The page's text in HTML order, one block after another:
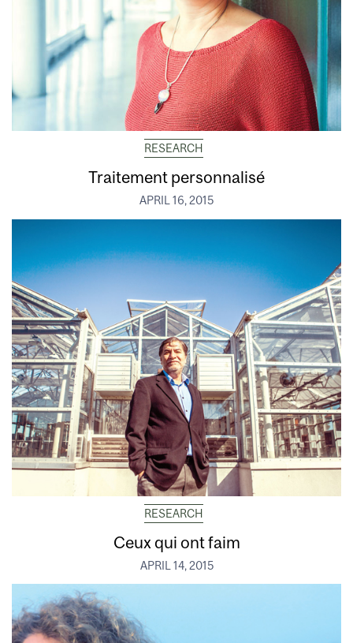
RESEARCH
Traitement personnalisé
APRIL 16, 2015
RESEARCH
Ceux qui ont faim
APRIL 14, 2015